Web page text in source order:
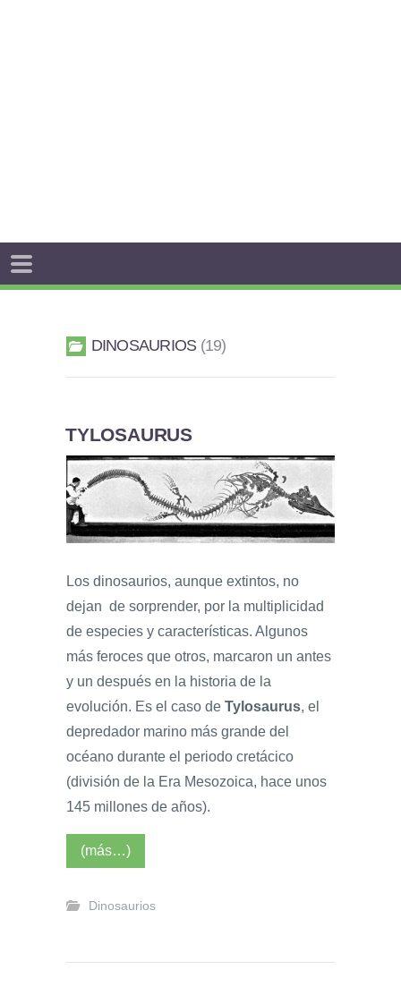
DINOSAURIOS 19
TYLOSAURUS
Los dinosaurios, aunque extintos, no
dejan de sorprender, por la multiplicidad
de especies y características. Algunos
más feroces que otros, marcaron un antes
y un después en la historia de la
evolución. Es el caso de Tylosaurus, el
depredador marino más grande del
océano durante el periodo cretácico
(división de la Era Mesozoica, hace unos
145 millones de años).
(más…)
Dinosaurios